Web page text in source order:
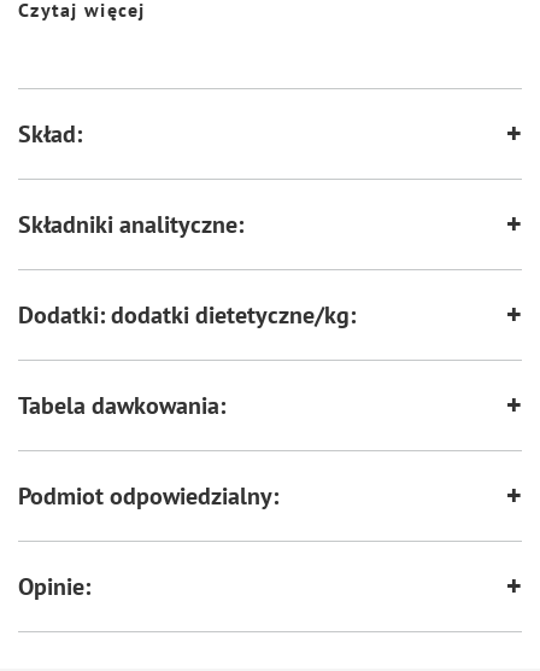
Zawiera zestaw witamin i składników
Czytaj więcej
Skład:
Składniki analityczne:
Dodatki: dodatki dietetyczne/kg:
Tabela dawkowania:
Podmiot odpowiedzialny:
Opinie: